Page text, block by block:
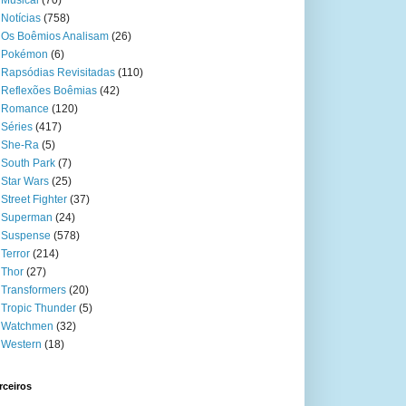
Notícias (758)
Os Boêmios Analisam (26)
Pokémon (6)
Rapsódias Revisitadas (110)
Reflexões Boêmias (42)
Romance (120)
Séries (417)
She-Ra (5)
South Park (7)
Star Wars (25)
Street Fighter (37)
Superman (24)
Suspense (578)
Terror (214)
Thor (27)
Transformers (20)
Tropic Thunder (5)
Watchmen (32)
Western (18)